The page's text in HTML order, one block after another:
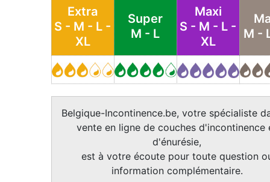
Extra
S - M - L -
XL
Super
M - L
Maxi
S - M - L -
XL
M -
Belgique-Incontinence.be, votre spécialiste
vente en ligne de couches d'incontinence
d'énurésie,
est à votre écoute pour toute question
information complémentaire.